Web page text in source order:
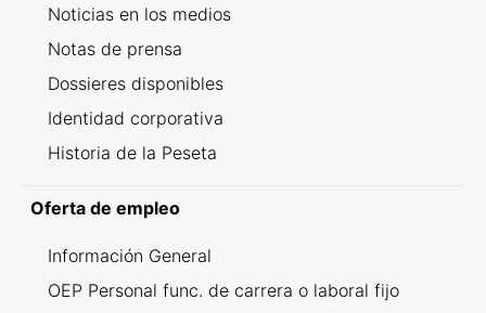
Noticias en los medios
Notas de prensa
Dossieres disponibles
Identidad corporativa
Historia de la Peseta
Oferta de empleo
Información General
OEP Personal func. de carrera o laboral fijo